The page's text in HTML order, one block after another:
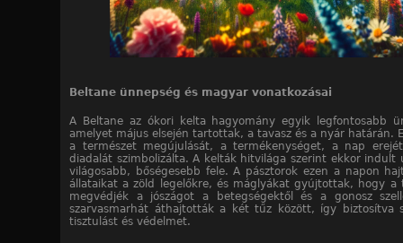
Beltane ünnepség és magyar vonatkozásai
A Beltane az ókori kelta hagyomány egyik legfontosabb
amelyet május elsején tartottak, a tavasz és a nyár határán.
a természet megújulását, a termékenységet, a nap
diadalát szimbolizálta. A kelták hitvilága szerint ekkor indult
világosabb, bőségesebb fele. A pásztorok ezen a napon
állataikat a zöld legelőkre, és máglyákat gyújtottak, hogy a
megvédjék a jószágot a betegségektől és a gonosz
szarvasmarhát áthajtották a két tűz között, így biztosítva
tisztulást és védelmet.